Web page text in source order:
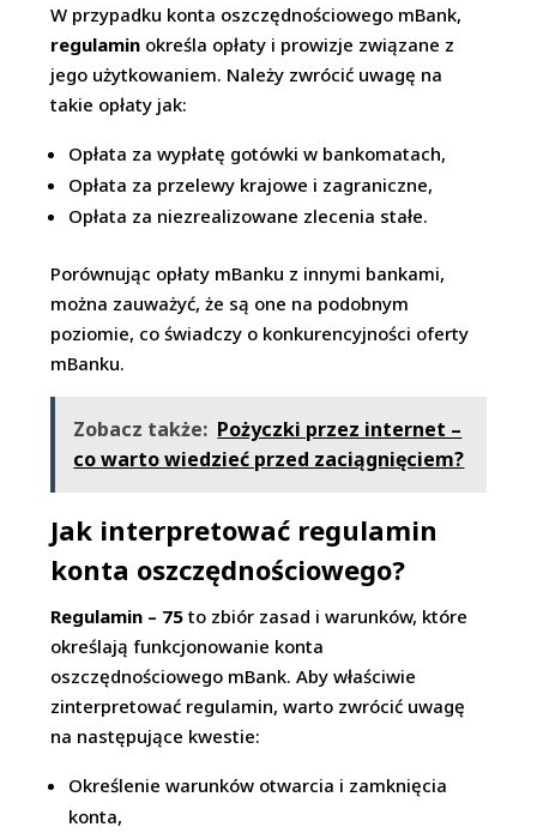
W przypadku konta oszczędnościowego mBank,
regulamin określa opłaty i prowizje związane z
jego użytkowaniem. Należy zwrócić uwagę na
takie opłaty jak:
Opłata za wypłatę gotówki w bankomatach,
Opłata za przelewy krajowe i zagraniczne,
Opłata za niezrealizowane zlecenia stałe.
Porównując opłaty mBanku z innymi bankami,
można zauważyć, że są one na podobnym
poziomie, co świadczy o konkurencyjności oferty
mBanku.
Zobacz także: Pożyczki przez internet –
co warto wiedzieć przed zaciągnięciem?
Jak interpretować regulamin
konta oszczędnościowego?
Regulamin – 75 to zbiór zasad i warunków, które
określają funkcjonowanie konta
oszczędnościowego mBank. Aby właściwie
zinterpretować regulamin, warto zwrócić uwagę
na następujące kwestie:
Określenie warunków otwarcia i zamknięcia
konta,